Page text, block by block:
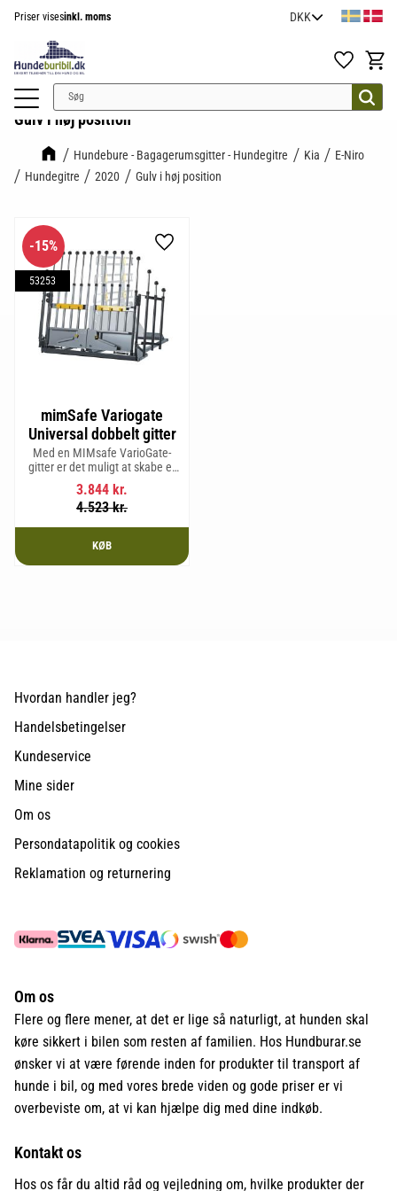
Priser visesinkl. moms
Favoritter
Gulv i høj position
Hundebure - Bagagerumsgitter - Hundegitre Kia
E-Niro
Hundegitre
2020 Gulv i høj position
mimSafe Variogate
Universal dobbelt gitter
Med en MIMsafe VarioGate-
gitter er det muligt at skabe et
aflukket område i hele
bagagerummet, som kan
bruges til transport af hunde
3.844 kr.
4.523kr.
15%
53253
Gem som favorit
KØB
Hvordan handler jeg?
Handelsbetingelser
Kundeservice
Mine sider
Om os
Persondatapolitik og cookies
Reklamation og returnering
Om os
Flere og flere mener, at det er lige så naturligt, at hunden skal
køre sikkert i bilen som resten af familien. Hos Hundburar.se
ønsker vi at være førende inden for produkter til transport af
hunde i bil, og med vores brede viden og gode priser er vi
overbeviste om, at vi kan hjælpe dig med dine indkøb.
Kontakt os
Hos os får du altid råd og vejledning om, hvilke produkter der